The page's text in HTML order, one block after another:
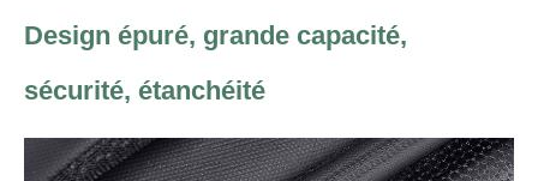
Design épuré, grande capacité,
sécurité, étanchéité